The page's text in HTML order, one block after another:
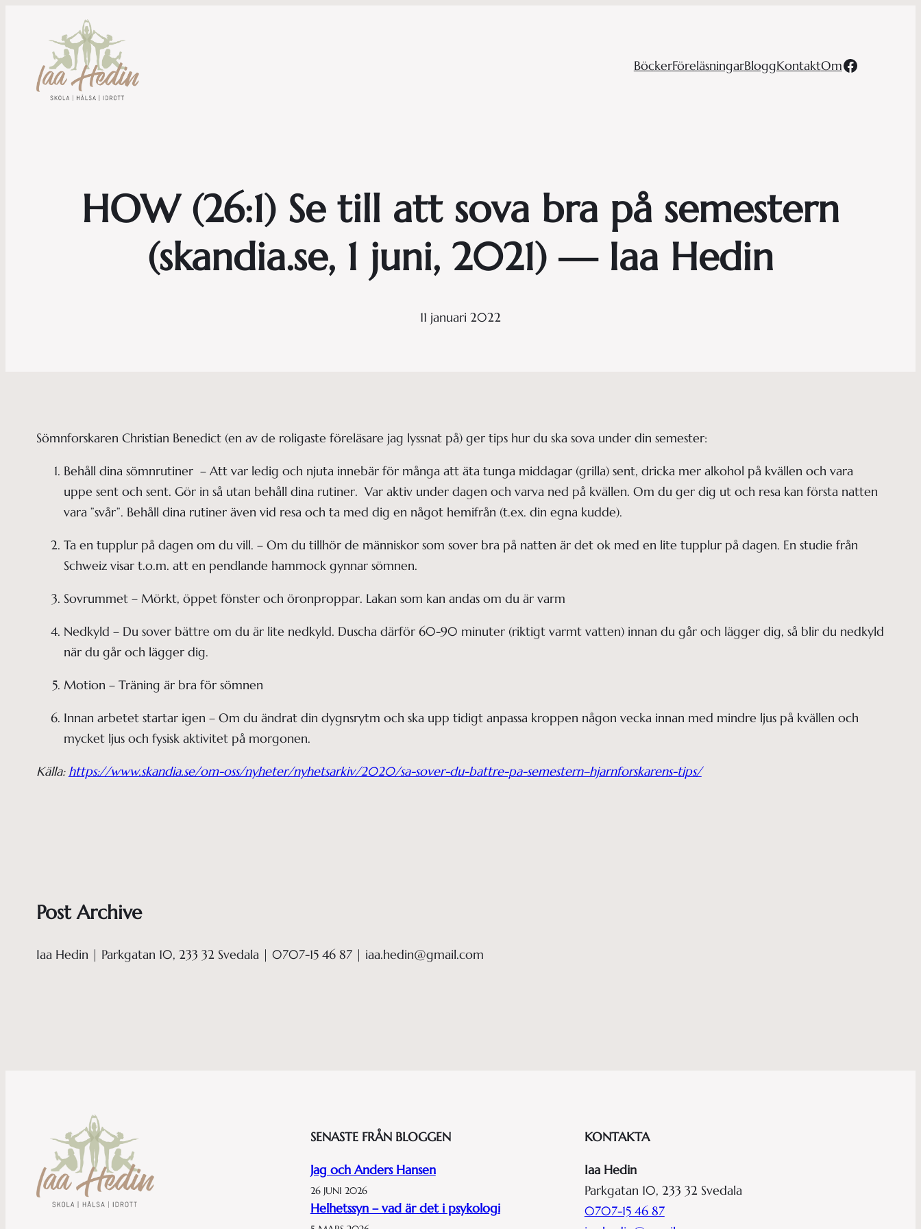
BöckerFöreläsningarBloggKontaktOmFacebook
HOW (26:1) Se till att sova bra på semestern
(skandia.se, 1 juni, 2021) — Iaa Hedin
11 januari 2022
Sömnforskaren Christian Benedict (en av de roligaste föreläsare jag lyssnat på) ger tips hur du ska sova under din semester:
Behåll dina sömnrutiner  – Att var ledig och njuta innebär för många att äta tunga middagar (grilla) sent, dricka mer alkohol på kvällen och vara
uppe sent och sent. Gör in så utan behåll dina rutiner.  Var aktiv under dagen och varva ned på kvällen. Om du ger dig ut och resa kan första natten
vara ”svår”. Behåll dina rutiner även vid resa och ta med dig en något hemifrån (t.ex. din egna kudde).
Ta en tupplur på dagen om du vill. – Om du tillhör de människor som sover bra på natten är det ok med en lite tupplur på dagen. En studie från
Schweiz visar t.o.m. att en pendlande hammock gynnar sömnen.
Sovrummet – Mörkt, öppet fönster och öronproppar. Lakan som kan andas om du är varm
Nedkyld – Du sover bättre om du är lite nedkyld. Duscha därför 60-90 minuter (riktigt varmt vatten) innan du går och lägger dig, så blir du nedkyld
när du går och lägger dig.
Motion – Träning är bra för sömnen
Innan arbetet startar igen – Om du ändrat din dygnsrytm och ska upp tidigt anpassa kroppen någon vecka innan med mindre ljus på kvällen och
mycket ljus och fysisk aktivitet på morgonen.
Källa: https://www.skandia.se/om-oss/nyheter/nyhetsarkiv/2020/sa-sover-du-battre-pa-semestern–hjarnforskarens-tips/
Post Archive
Iaa Hedin | Parkgatan 10, 233 32 Svedala | 0707-15 46 87 | iaa.hedin@gmail.com
SENASTE FRÅN BLOGGEN
Jag och Anders Hansen
26 JUNI 2026
Helhetssyn – vad är det i psykologi
KONTAKTA
Iaa Hedin
Parkgatan 10, 233 32 Svedala
0707-15 46 87